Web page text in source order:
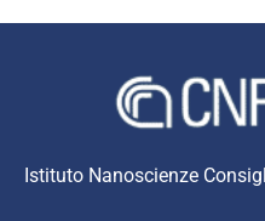
Istituto Nanoscienze